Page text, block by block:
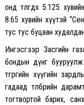
онд төлөгдөх 5.125
8.65 хувийн хүүтэй
тус тус буцаан
Ингэсгээр Засгийн
бондын дүнг
төгрөгийн хүүгийн
гадаад төлбөрийн
тогтвортой барих,